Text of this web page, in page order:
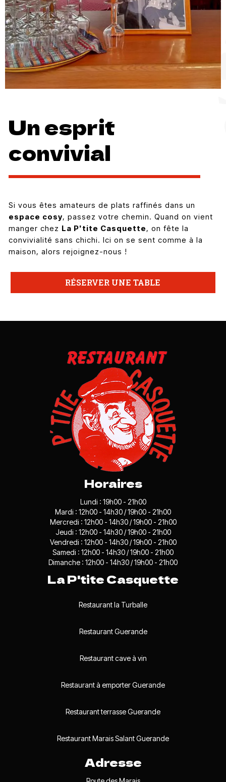
Un esprit
convivial
Si vous êtes amateurs de plats raffinés dans un
espace cosy, passez votre chemin. Quand on vient
manger chez La P'tite Casquette, on fête la
convivialité sans chichi. Ici on se sent comme à la
maison, alors rejoignez-nous !
RÉSERVER UNE TABLE
Horaires
Lundi : 19h00 - 21h00
Mardi : 12h00 - 14h30 / 19h00 - 21h00
Mercredi : 12h00 - 14h30 / 19h00 - 21h00
Jeudi : 12h00 - 14h30 / 19h00 - 21h00
Vendredi : 12h00 - 14h30 / 19h00 - 21h00
Samedi : 12h00 - 14h30 / 19h00 - 21h00
Dimanche : 12h00 - 14h30 / 19h00 - 21h00
La P'tite Casquette
Restaurant la Turballe
Restaurant Guerande
Restaurant cave à vin
Restaurant à emporter Guerande
Restaurant terrasse Guerande
Restaurant Marais Salant Guerande
Adresse